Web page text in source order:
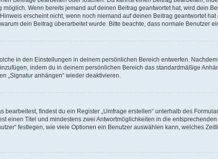
Wenn bereits jemand auf deinen Beitrag geantwortet hat, wird dein
erscheint nicht, wenn noch niemand auf deinen Beitrag geantwortet
dein Beitrag überarbeitet wurde. Bitte beachte, dass normale Benutzer
in den Einstellungen in deinem persönlichen Bereich entwerfen.
indem du in deinem persönlichen Bereich das standardmäßige
„Signatur anhängen“ wieder deaktivieren.
findest du ein Register „Umfrage erstellen“ unterhalb des
einen Titel und mindestens zwei Antwortmöglichkeiten in die
festlegen, wie viele Optionen ein Benutzer auswählen kann, welches